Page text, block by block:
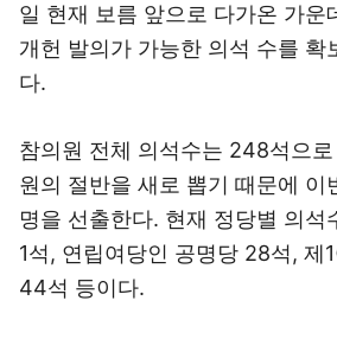
일 현재 보름 앞으로 다가온 가운
개헌 발의가 가능한 의석 수를 확
다.
참의원 전체 의석수는 248석으
원의 절반을 새로 뽑기 때문에 이
명을 선출한다. 현재 정당별 의석
1석, 연립여당인 공명당 28석, 제
44석 등이다.